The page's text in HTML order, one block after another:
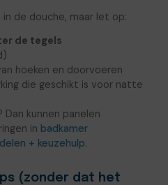
de douche, maar let op:
de tegels
hoeken en doorvoeren
die geschikt is voor natte
kunnen panelen
in badkamer
+ keuzehulp.
(zonder dat het